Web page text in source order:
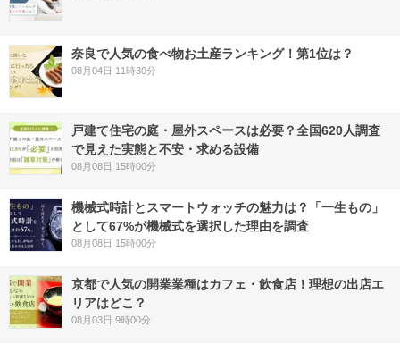
奈良で人気の食べ物お土産ランキング！第1位は？
08月04日 11時30分
戸建て住宅の庭・屋外スペースは必要？全国620人調査
で見えた実態と不安・求める設備
08月08日 15時00分
機械式時計とスマートウォッチの魅力は？「一生もの」
として67%が機械式を選択した理由を調査
08月08日 15時00分
京都で人気の開業業種はカフェ・飲食店！理想の出店エ
リアはどこ？
08月03日 9時00分